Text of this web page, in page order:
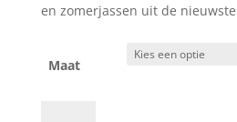
en zomerjassen uit de
Maat